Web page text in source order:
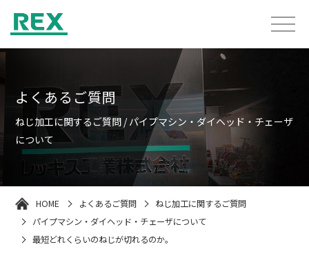
よくあるご質問
ねじ加工に関するご質問 / パイプマシン・ダイヘッド・チェーザ
について
HOME よくあるご質問
ねじ加工に関するご質問
パイプマシン・ダイヘッド・チェーザについて
最短どれくらいのねじが切れるのか。